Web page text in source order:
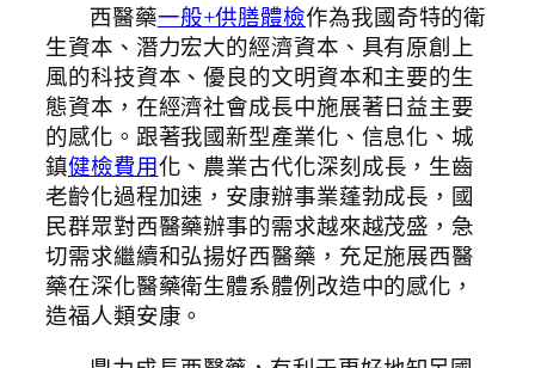
西醫藥一般+供膳體檢作為我國奇特的衛
生資本、潛力宏大的經濟資本、具有原創上
風的科技資本、優良的文明資本和主要的生
態資本，在經濟社會成長中施展著日益主要
的感化。跟著我國新型產業化、信息化、城
鎮健檢費用化、農業古代化深刻成長，生齒
老齡化過程加速，安康辦事業蓬勃成長，國
民群眾對西醫藥辦事的需求越來越茂盛，急
切需求繼續和弘揚好西醫藥，充足施展西醫
藥在深化醫藥衛生體系體例改造中的感化，
造福人類安康。